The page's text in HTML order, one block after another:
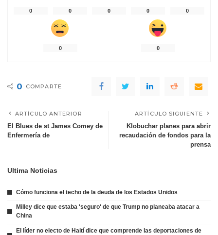
0 0 0 0 0
0 0
0 COMPARTE
ARTÍCULO ANTERIOR
El Blues de st James Comey de
Enfermería de
ARTÍCULO SIGUIENTE
Klobuchar planes para abrir
recaudación de fondos para la
prensa
Ultima Noticias
Cómo funciona el techo de la deuda de los Estados Unidos
Milley dice que estaba 'seguro' de que Trump no planeaba atacar a
China
El líder no electo de Haití dice que comprende las deportaciones de